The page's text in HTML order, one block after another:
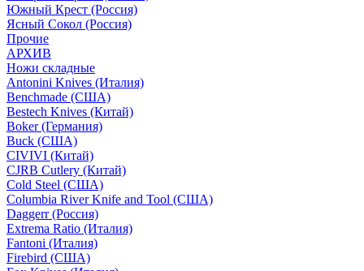
Южный Крест (Россия)
Ясный Сокол (Россия)
Прочие
АРХИВ
Ножи складные
Antonini Knives (Италия)
Benchmade (США)
Bestech Knives (Китай)
Boker (Германия)
Buck (США)
CIVIVI (Китай)
CJRB Cutlery (Китай)
Cold Steel (США)
Columbia River Knife and Tool (США)
Daggerr (Россия)
Extrema Ratio (Италия)
Fantoni (Италия)
Firebird (США)